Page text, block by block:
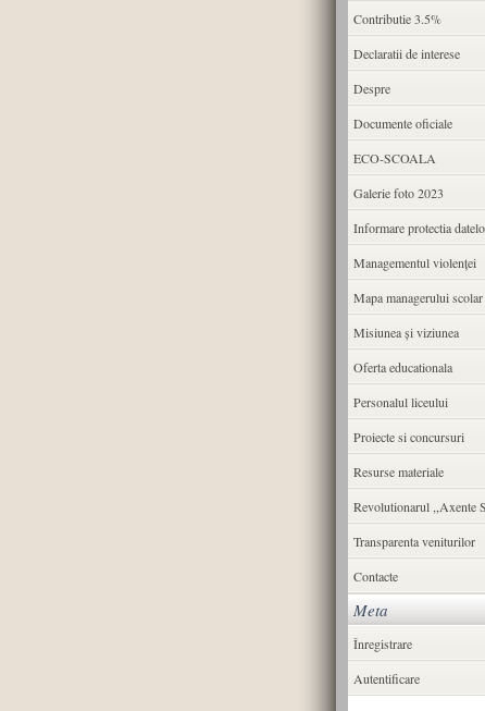
Contributie 3.5%
Declaratii de interese
Despre
Documente oficiale
ECO-SCOALA
Galerie foto 2023
Informare protectia
Managementul violenței
Mapa managerului scolar
Misiunea şi viziunea
Oferta educationala
Personalul liceului
Proiecte si concursuri
Resurse materiale
Revolutionarul ,,Axente
Transparenta veniturilor
Contacte
Meta
Înregistrare
Autentificare